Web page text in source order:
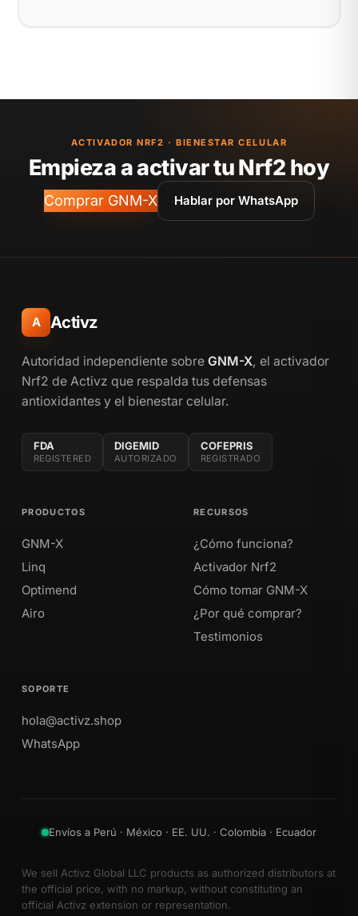
ACTIVADOR NRF2 · BIENESTAR CELULAR
Empieza a activar tu Nrf2 hoy
Comprar GNM-X Hablar por WhatsApp
A Activz
Autoridad independiente sobre GNM-X, el activador
Nrf2 de Activz que respalda tus defensas
antioxidantes y el bienestar celular.
FDA
REGISTERED
DIGEMID
AUTORIZADO
COFEPRIS
REGISTRADO
PRODUCTOS
GNM-X
Linq
Optimend
Airo
RECURSOS
¿Cómo funciona?
Activador Nrf2
Cómo tomar GNM-X
¿Por qué comprar?
Testimonios
SOPORTE
hola@activz.shop
WhatsApp
Envíos a Perú · México · EE. UU. · Colombia · Ecuador
We sell Activz Global LLC products as authorized distributors at
the official price, with no markup, without constituting an
official Activz extension or representation.